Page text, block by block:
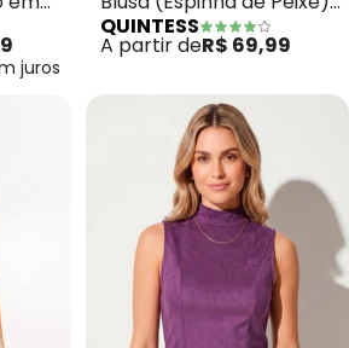
juros
em Malha de Viscose
QUINTESS
A partir deR$ 69,99